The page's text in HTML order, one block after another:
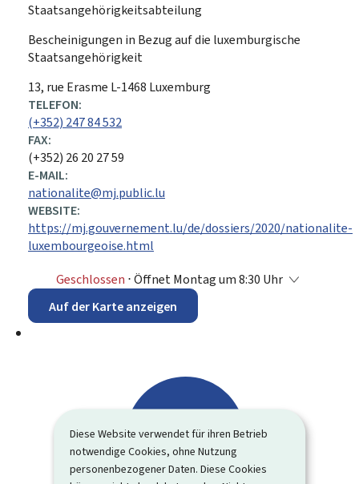
Diese Website verwendet für ihren Betrieb
notwendige Cookies, ohne Nutzung
personenbezogener Daten. Diese Cookies
Staatsangehörigkeitsabteilung
Bescheinigungen in Bezug auf die luxemburgische
Staatsangehörigkeit
ADRESSE:
13, rue Erasme L-1468 Luxemburg
TELEFON:
(+352) 247 84 532
FAX:
(+352) 26 20 27 59
E-MAIL:
nationalite@mj.public.lu
WEBSITE:
https://mj.gouvernement.lu/de/dossiers/2020/nationalite-
luxembourgeoise.html
Geschlossen ⋅ Öffnet Montag um 8:30 Uhr
Auf der Karte anzeigen